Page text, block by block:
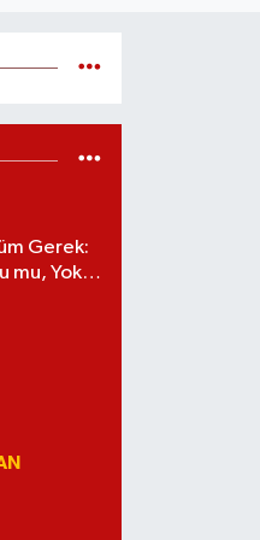
Gerek:
mu, Yoksa